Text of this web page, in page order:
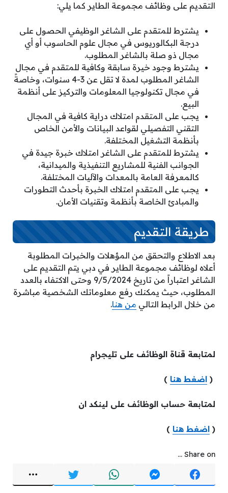
التقديم على وظائف مجموعة الطاير كما يلي:
يشترط للمتقدم على الشاغر الوظيفي الحصول على
درجة البكالوريوس في مجال علوم الحاسوب أو أي
مجال ذو صلة بالشاغر المطلوب.
يشترط وجود خيرة سابقة وكافية للمتقدم في مجال
الشاغر المطلوب لمدة لا تقل عن 3-4 سنوات، وخاصةً
في مجال تكنولوجيا المعلومات والتركيز على أنظمة
البيع.
يجب على المتقدم امتلاك دراية كافية في المجال
التقني التفصيلي لقواعد البيانات والأمن الخاص
بأنظمة التشغيل المختلفة.
يشترط للمتقدم على الشاغر امتلاك خبرة جيدة في
الجوانب الفنية للمشاريع التنفيذية والميدانية،
كالمعرفة العامة بالمعدات والآليات المختلفة.
يجب على المتقدم امتلاك الخبرة بأحدث التطورات
والمبادئ الخاصة بأنظمة وتقنيات الأمان.
طريقة التقديم
بعد الاطلاع والتحقق من المؤهلات والخبرات المطلوبة
أعلاه لوظائف مجموعة الطاير في دبي يتم التقديم على
الشاغر اعتباراً من تاريخ 9/5/2024 وحتى الاكتفاء بالعدد
المطلوب، حيث يمكنك رفع معلوماتك الشخصية مباشرة
من خلال الرابط التالي من هنا.
لمتابعة قناة الوظائف على تليجرام
( اضغط هنا )
لمتابعة حساب الوظائف على لينكد ان
( اضغط هنا )
Share on ...